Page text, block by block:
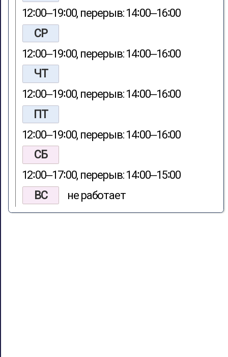
12∶00‒19∶00, перерыв: 14∶00‒16∶00
СР
12∶00‒19∶00, перерыв: 14∶00‒16∶00
ЧТ
12∶00‒19∶00, перерыв: 14∶00‒16∶00
ПТ
12∶00‒19∶00, перерыв: 14∶00‒16∶00
СБ
12∶00‒17∶00, перерыв: 14∶00‒15∶00
ВС
не работает